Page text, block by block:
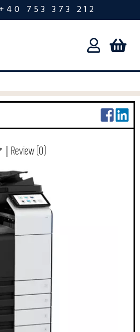
+40 753 373 212
|Review (0)